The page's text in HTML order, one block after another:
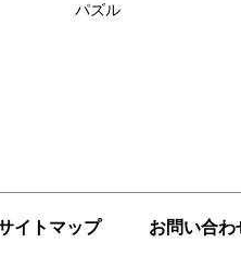
パズル
イトマップ お問い合わ